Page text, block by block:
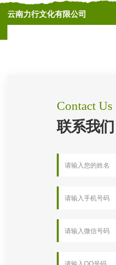
云南力行文化有限公司
Contact Us
联系我们